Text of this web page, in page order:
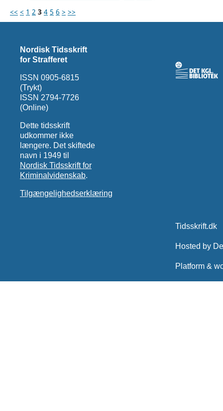
<< < 1 2 3 4 5 6 > >>
Nordisk Tidsskrift
for Strafferet
ISSN 0905-6815
(Trykt)
ISSN 2794-7726
(Online)
Dette tidsskrift
udkommer ikke
længere. Det skiftede
navn i 1949 til
Nordisk Tidsskrift for
Kriminalvidenskab.
Tilgængelighedserklæring